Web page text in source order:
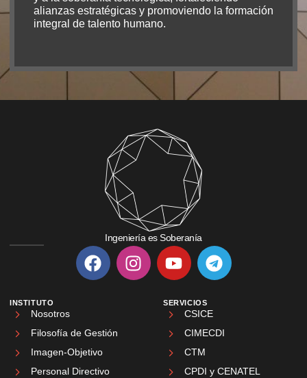
alianzas estratégicas y promoviendo la formación
integral de talento humano.
Ingeniería es Soberanía
INSTITUTO
Nosotros
Filosofía de Gestión
Imagen-Objetivo
Personal Directivo
SERVICIOS
CSICE
CIMECDI
CTM
CPDI y CENATEL